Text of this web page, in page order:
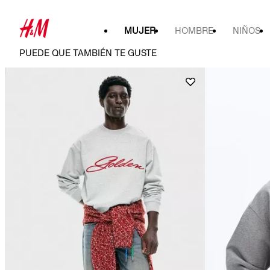
MUJER HOMBRE NIÑOS
PUEDE QUE TAMBIÉN TE GUSTE